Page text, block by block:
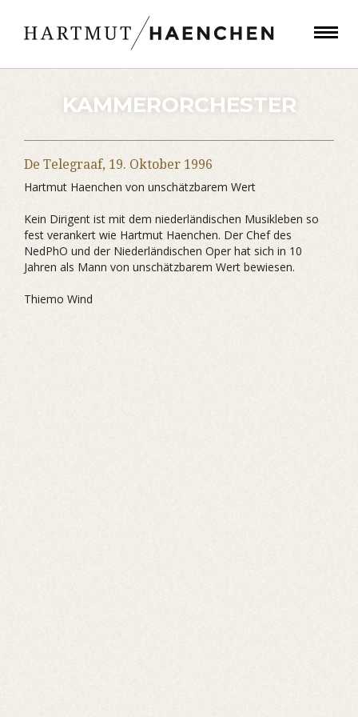
KAMMERORCHESTER
De Telegraaf, 19. Oktober 1996
Hartmut Haenchen von unschätzbarem Wert
Kein Dirigent ist mit dem niederländischen Musikleben so
fest verankert wie Hartmut Haenchen. Der Chef des
NedPhO und der Niederländischen Oper hat sich in 10
Jahren als Mann von unschätzbarem Wert bewiesen.
Thiemo Wind